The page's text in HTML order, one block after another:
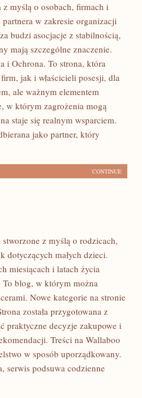
z myślą o osobach, firmach i
w zakresie organizacji
budzi asocjacje z stabilnością,
mają szczególne znaczenie.
i Ochrona. To strona, która
jak i właścicieli posesji, dla
ale ważnym elementem
w którym zagrożenia mogą
staje się realnym wsparciem.
jako partner, który
CONTINUE
z myślą o rodzicach,
dotyczących małych dzieci.
miesiącach i latach życia
To blog, w którym można
Nowe kategorie na stronie
została przygotowana z
praktyczne decyzje zakupowe i
Treści na Wallaboo
w sposób uporządkowany.
serwis podsuwa codzienne